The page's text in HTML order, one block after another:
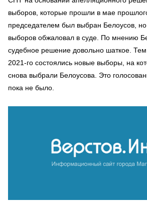
выборов, которые прошли в мае
председателем был выбран Белоусов, но
выборов обжаловал в суде. По мнению
судебное решение довольно шаткое.
2021-го состоялись новые выборы, на
снова выбрали Белоусова. Это
пока не было.